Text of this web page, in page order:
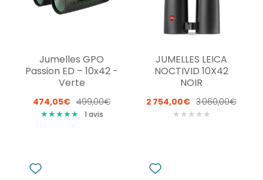
Jumelles GPO
Passion ED – 10x42 -
Verte
474,05€ 499,00€
★★★★★
★★★★★ 1 avis
JUMELLES LEICA
NOCTIVID 10X42
NOIR
2 754,00€ 3 060,00€
★ ★ ★ ★ ★